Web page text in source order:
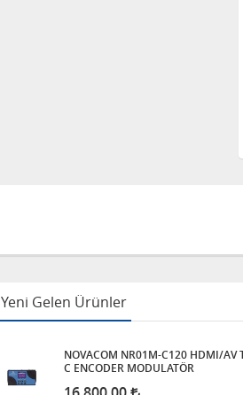
Yeni Gelen Ürünler
NOVACOM NR01M-C120 HDMI/AV
C ENCODER MODULATÖR